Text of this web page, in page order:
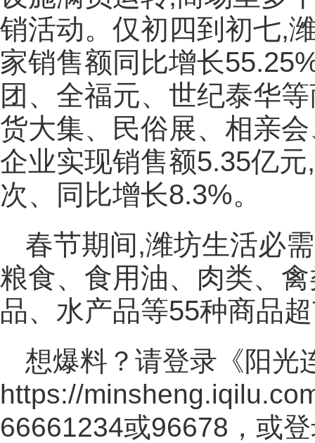
销活动。仅初四到初七,
家销售额同比增长
团、全福元、世纪泰华
货大集、民俗展、相亲
企业实现销售额5.35亿
次、同比增长8.3%。
春节期间,潍坊生活必
粮食、食用油、肉类、
品、水产品等55种商品
想爆料？请登录《阳光
https://
66661234或96678，或